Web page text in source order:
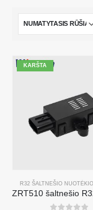
KARŠTA
R32 ŠALTNEŠIO